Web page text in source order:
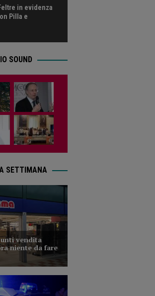
in evidenza
Pilla e
SOUND
SETTIMANA